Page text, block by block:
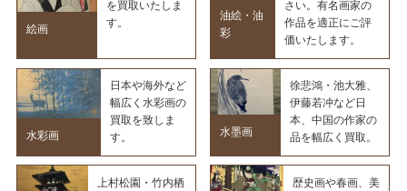
絵画
を買取いたしま
す。
油絵・油
彩
さい。有名画家の
作品を適正にご評
価いたします。
水彩画
日本や海外など
幅広く水彩画の
買取を致しま
す。
水墨画
徐悲鴻・池大雅、
伊藤若冲など日
本、中国の作家の
品を幅広く買取。
上村松園・竹内栖
歴史画や春画、美